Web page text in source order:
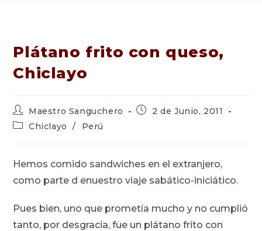
Plátano frito con queso,
Chiclayo
Autor
de
la
Maestro Sanguchero
Publicación
2 de Junio, 2011
Categoría
entrada:
Chiclayo / Perú
Hemos comido sandwiches en el extranjero,
como parte d enuestro viaje sabático-iniciático.
Pues bien, uno que prometía mucho y no cumplió
tanto, por desgracia, fue un plátano frito con